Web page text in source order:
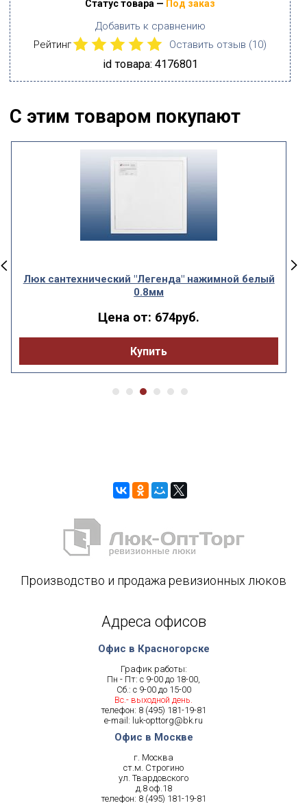
Статус товара — Под заказ
Добавить к сравнению
Рейтинг
Оставить отзыв (10)
id товара: 4176801
С этим товаром покупают
Люк сантехнический "Легенда" нажимной белый
0.8мм
Цена от: 674руб.
Купить
Производство и продажа ревизионных люков
Адреса офисов
Офис в Красногорске
График работы:
Пн - Пт: с 9-00 до 18-00,
Сб.: с 9-00 до 15-00
Вс.- выходной день.
телефон: 8 (495) 181-19-81
e-mail: luk-opttorg@bk.ru
Офис в Москве
г. Москва
ст.м. Строгино
ул. Твардовского
д.8 оф.18
телефон: 8 (495) 181-19-81